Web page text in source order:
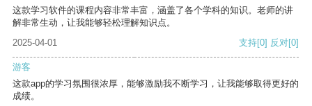
这款学习软件的课程内容非常丰富，涵盖了各个学科的知识。老师的讲
解非常生动，让我能够轻松理解知识点。
2025-04-01
支持[0] 反对[0]
游客
这款app的学习氛围很浓厚，能够激励我不断学习，让我能够取得更好的
成绩。